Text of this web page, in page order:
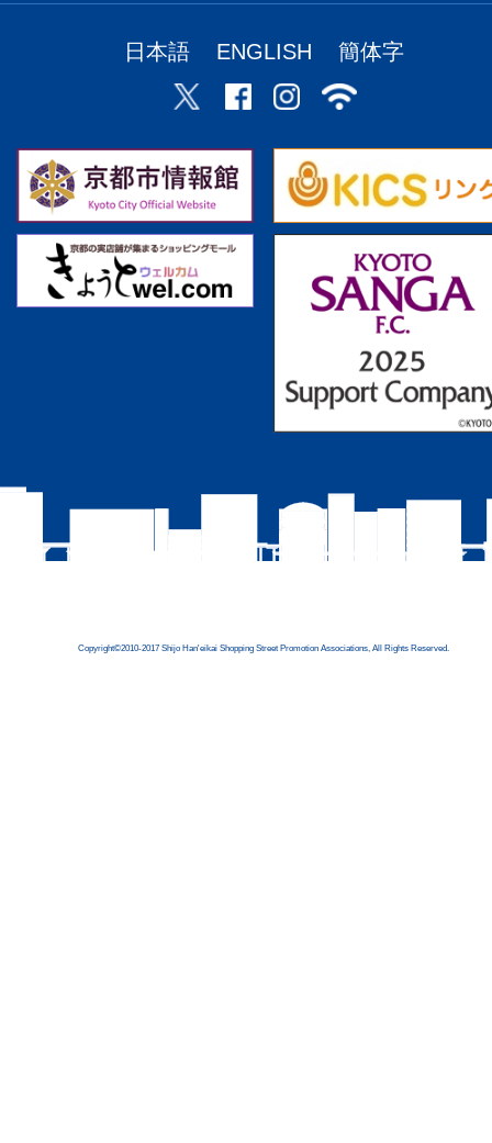
日本語 ENGLISH 簡体字
Copyright©2010-2017 Shijo Han'eikai Shopping Street Promotion Associations, All Rights Reserved.